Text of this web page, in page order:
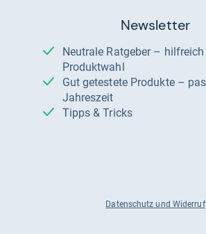
Newsletter
Neutrale Ratgeber – hilfreich für Ihre
Produktwahl
Gut getestete Produkte – passend zur
Jahreszeit
Tipps & Tricks
Datenschutz und Widerruf